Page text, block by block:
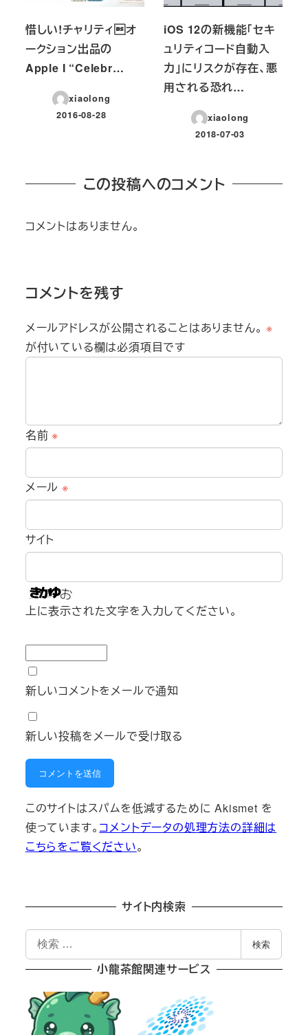
惜しい!チャリティオ
ークション出品の
Apple I “Celebr…
xiaolong
投稿日
2016-08-28
iOS 12の新機能「セキ
ュリティコード自動入
力」にリスクが存在、悪
用される恐れ…
xiaolong
投稿日
2018-07-03
この投稿へのコメント
コメントはありません。
コメントを残す
メールアドレスが公開されることはありません。 ※
が付いている欄は必須項目です
名前※
メール ※
サイト
上に表示された文字を入力してください。
新しいコメントをメールで通知
新しい投稿をメールで受け取る
このサイトはスパムを低減するために Akismet を
使っています。 コメントデータの処理方法の詳細は
こちらをご覧ください。
サイト内検索
索
検索
小龍茶館関連サービス